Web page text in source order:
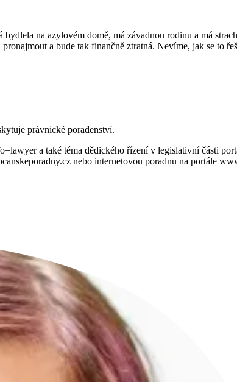
na azylovém domě, má závadnou rodinu a má
a bude tak finančně ztratná. Nevíme, jak se to
právnické poradenství.
a také téma dědického řízení v legislativní části
nebo internetovou poradnu na portále